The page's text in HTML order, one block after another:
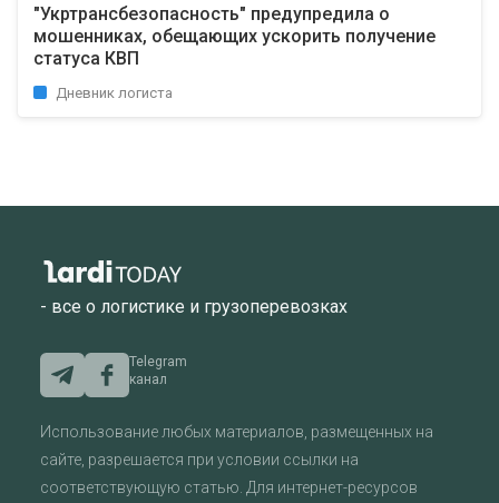
"Укртрансбезопасность" предупредила о
мошенниках, обещающих ускорить получение
статуса КВП
Дневник логиста
- все о логистике и грузоперевозках
Telegram
канал
Использование любых материалов, размещенных на
сайте, разрешается при условии ссылки на
соответствующую статью. Для интернет-ресурсов